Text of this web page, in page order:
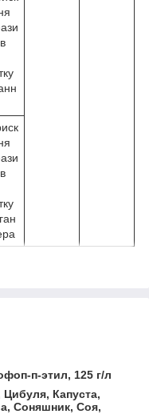
п-этил, 125 г/л
Цибуля, Капуста,
Соняшник, Соя,